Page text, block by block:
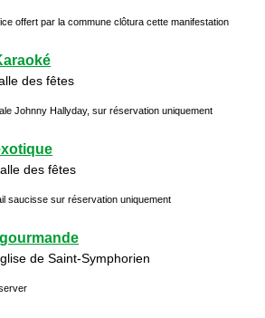
offert par la commune clôtura cette manifestation
des fêtes
Johnny Hallyday, sur réservation uniquement
des fêtes
saucisse sur réservation uniquement
de Saint-Symphorien